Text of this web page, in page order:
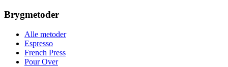
Brygmetoder
Alle metoder
Espresso
French Press
Pour Over